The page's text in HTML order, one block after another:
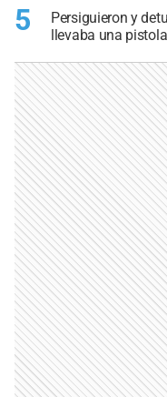
5
Persiguieron y
llevaba una